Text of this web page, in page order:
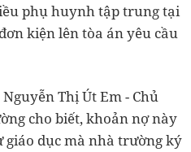
phụ huynh tập trung tại
kiện lên tòa án yêu cầu
Thị Út Em - Chủ
cho biết, khoản nợ này
giáo dục mà nhà trường ký